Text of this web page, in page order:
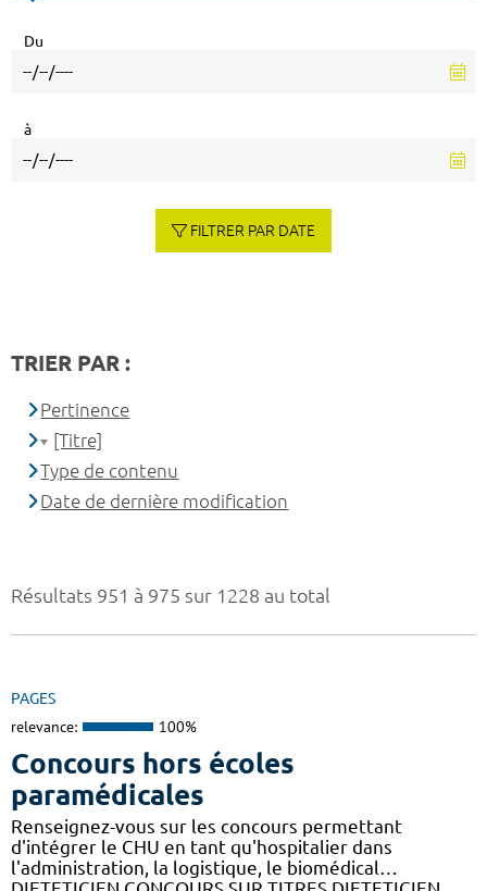
Résultats 951 à 975 sur 1228 au total
PAGES
relevance: 100%
Concours hors écoles
paramédicales
Renseignez-vous sur les concours permettant
d'intégrer le CHU en tant qu'hospitalier dans
l'administration, la logistique, le biomédical…
Du
à
FILTRER PAR DATE
TRIER PAR :
Pertinence
[Titre]
Type de contenu
Date de dernière modification